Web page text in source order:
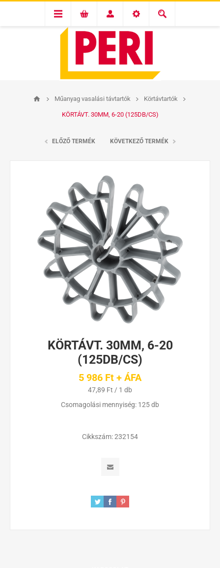
Műanyag vasalási távtartók Körtávtartók
KÖRTÁVT. 30MM, 6-20 (125DB/CS)
ELŐZŐ TERMÉK KÖVETKEZŐ TERMÉK
KÖRTÁVT. 30MM, 6-20
(125DB/CS)
5 986 Ft + ÁFA
47,89 Ft / 1 db
Csomagolási mennyiség: 125 db
Cikkszám:232154